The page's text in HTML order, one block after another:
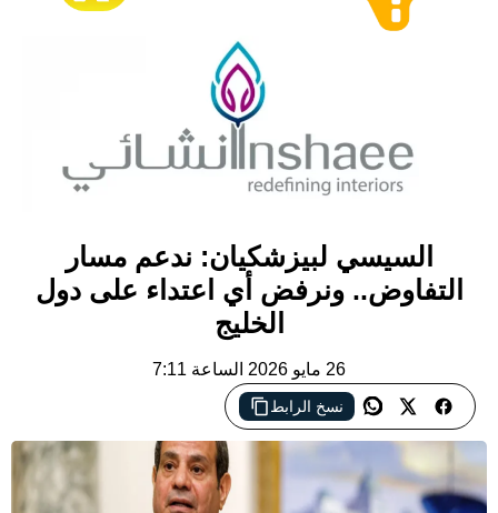
السيسي لبيزشكيان: ندعم مسار
التفاوض.. ونرفض أي اعتداء على دول
الخليج
26 مايو 2026 الساعة 7:11
نسخ الرابط